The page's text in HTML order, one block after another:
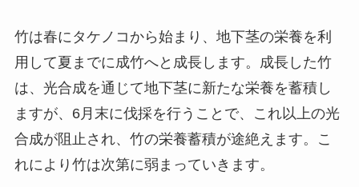
竹は春にタケノコから始まり、地下茎の栄養を利
用して夏までに成竹へと成長します。成長した竹
は、光合成を通じて地下茎に新たな栄養を蓄積し
ますが、6月末に伐採を行うことで、これ以上の光
合成が阻止され、竹の栄養蓄積が途絶えます。こ
れにより竹は次第に弱まっていきます。